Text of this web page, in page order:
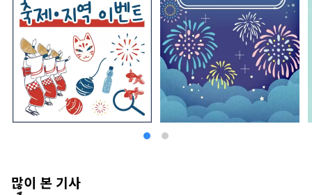
많이 본 기사